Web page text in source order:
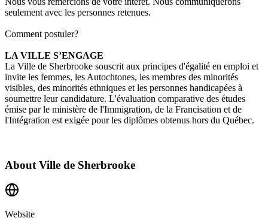
seulement avec les personnes retenues.
Comment postuler?
LA VILLE S’ENGAGE
La Ville de Sherbrooke souscrit aux principes d'égalité en emploi et
invite les femmes, les Autochtones, les membres des minorités
visibles, des minorités ethniques et les personnes handicapées à
soumettre leur candidature. L'évaluation comparative des études
émise par le ministère de l'Immigration, de la Francisation et de
l'Intégration est exigée pour les diplômes obtenus hors du Québec.
About Ville de Sherbrooke
Website